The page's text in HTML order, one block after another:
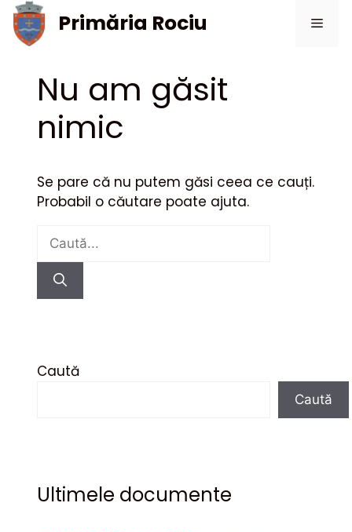
Sari
conținut
Primăria Rociu
Nu am găsit
nimic
Se pare că nu putem găsi ceea ce cauți.
Probabil o căutare poate ajuta.
Caută
după:
Caută
Caută
Ultimele documente